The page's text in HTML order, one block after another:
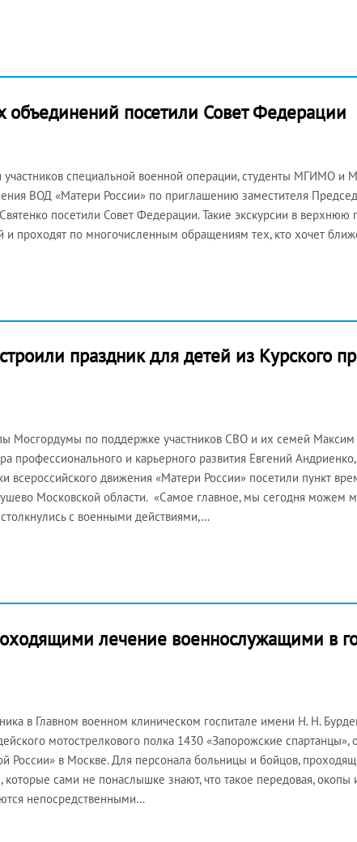
объединений посетили Совет Федерации
специальной военной операции, студенты МГИМО и
ВОД «Матери России» по приглашению заместителя
посетили Совет Федерации. Такие экскурсии в верхнюю
и проходят по многочисленным обращениям тех, кто хочет
праздник для детей из Курского
Мосгордумы по поддержке участников СВО и их семей Максим
профессионального и карьерного развития Евгений
всероссийского движения «Матери России» посетили пункт
Московской области. «Самое главное, мы сегодня можем
с военными действиями,…
лечение военнослужащими в
в Главном военном клиническом госпитале имени Н. Н.
мотострелкового полка 1430 «Запорожские спартанцы»,
России» в Москве. Для персонала больницы и бойцов,
сами не понаслышке знают, что такое передовая, окопы
непосредственными…